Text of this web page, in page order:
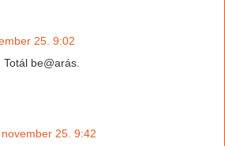
25. 9:02
be@arás.
25. 9:42